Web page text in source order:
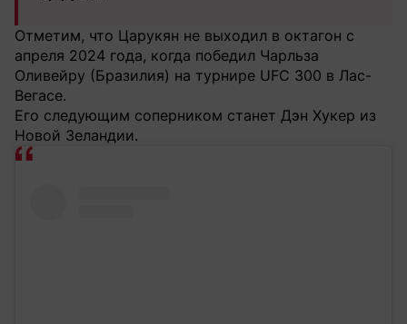
Отметим, что Царукян не выходил в октагон с
апреля 2024 года, когда победил Чарльза
Оливейру (Бразилия) на турнире UFC 300 в Лас-
Вегасе.
Его следующим соперником станет Дэн Хукер из
Новой Зеландии.